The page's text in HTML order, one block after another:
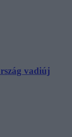
vadiúj